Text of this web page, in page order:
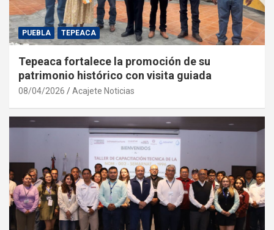
PUEBLA TEPEACA
Tepeaca fortalece la promoción de su
patrimonio histórico con visita guiada
08/04/2026 Acajete Noticias